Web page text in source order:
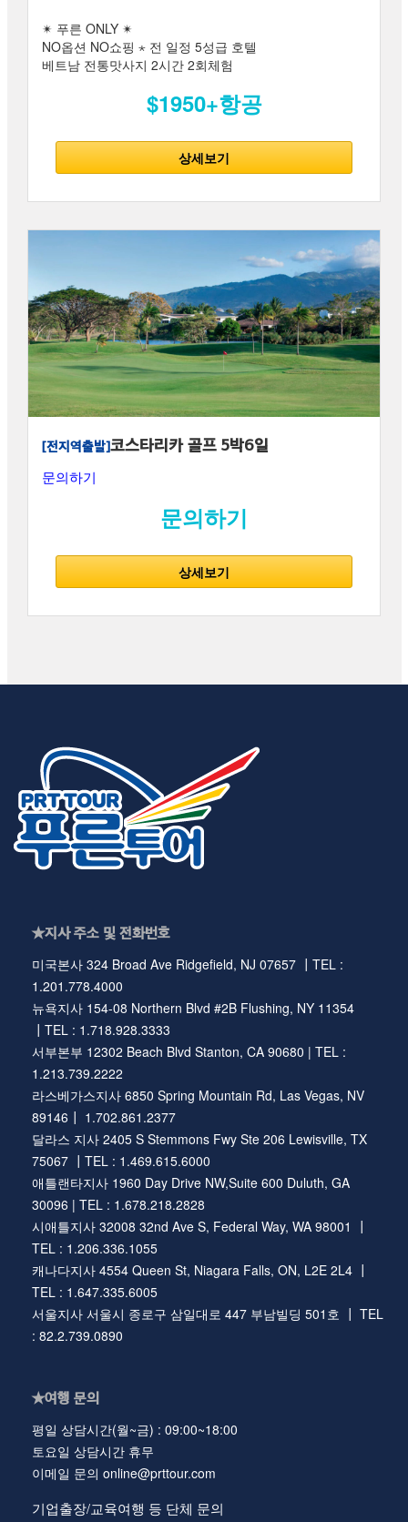
✴ 푸른 ONLY ✴
NO옵션 NO쇼핑 ⋆ 전 일정 5성급 호텔
베트남 전통맛사지 2시간 2회체험
$1950+항공
상세보기
[전지역출발]코스타리카 골프 5박6일
문의하기
문의하기
상세보기
★지사 주소 및 전화번호
미국본사 324 Broad Ave Ridgefield, NJ 07657 ┃TEL :
1.201.778.4000
뉴욕지사 154-08 Northern Blvd #2B Flushing, NY 11354
┃TEL : 1.718.928.3333
서부본부 12302 Beach Blvd Stanton, CA 90680 | TEL :
1.213.739.2222
라스베가스지사 6850 Spring Mountain Rd, Las Vegas, NV
89146┃ 1.702.861.2377
달라스 지사 2405 S Stemmons Fwy Ste 206 Lewisville, TX
75067 ┃TEL : 1.469.615.6000
애틀랜타지사 1960 Day Drive NW,Suite 600 Duluth, GA
30096 | TEL : 1.678.218.2828
시애틀지사 32008 32nd Ave S, Federal Way, WA 98001 ┃
TEL : 1.206.336.1055
캐나다지사 4554 Queen St, Niagara Falls, ON, L2E 2L4 ┃
TEL : 1.647.335.6005
서울지사 서울시 종로구 삼일대로 447 부남빌딩 501호 ┃ TEL
: 82.2.739.0890
★여행 문의
평일 상담시간(월~금) : 09:00~18:00
토요일 상담시간 휴무
이메일 문의 online@prttour.com
기업출장/교육여행 등 단체 문의